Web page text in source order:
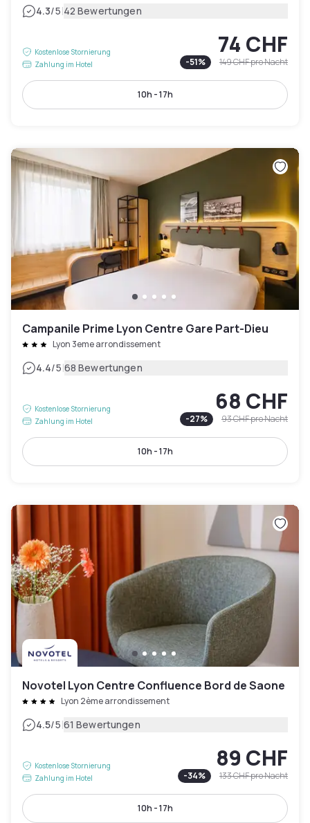
4.3/5|42 Bewertungen
Kostenlose Stornierung
Zahlung im Hotel
74 CHF
-51% 149 CHFpro Nacht
10h - 17h
Campanile Prime Lyon Centre Gare Part-Dieu
Lyon 3eme arrondissement
4.4/5|68 Bewertungen
Kostenlose Stornierung
Zahlung im Hotel
68 CHF
-27% 93 CHFpro Nacht
10h - 17h
Novotel Lyon Centre Confluence Bord de Saone
Lyon 2ème arrondissement
4.5/5|61 Bewertungen
Kostenlose Stornierung
Zahlung im Hotel
89 CHF
-34% 133 CHFpro Nacht
10h - 17h